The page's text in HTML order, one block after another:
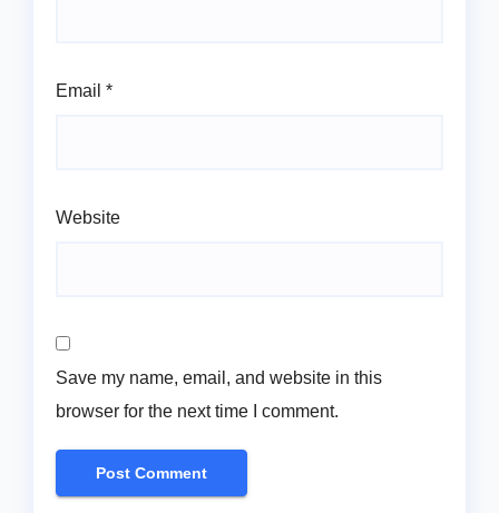
Email *
Website
Save my name, email, and website in this
browser for the next time I comment.